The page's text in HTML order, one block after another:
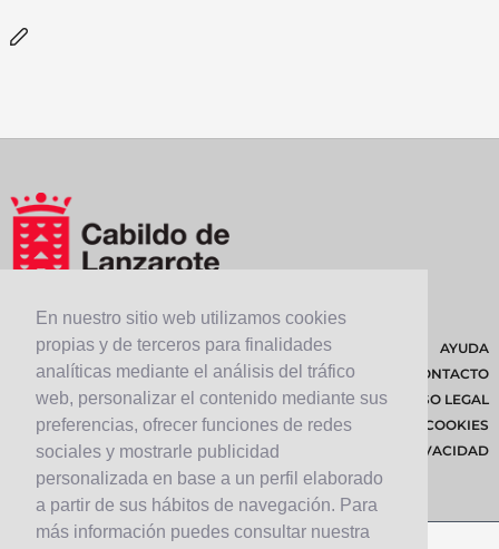
En nuestro sitio web utilizamos cookies
propias y de terceros para finalidades
analíticas mediante el análisis del tráfico
web, personalizar el contenido mediante sus
preferencias, ofrecer funciones de redes
sociales y mostrarle publicidad
personalizada en base a un perfil elaborado
a partir de sus hábitos de navegación. Para
más información puedes consultar nuestra
AYUDA
CONTACTO
AVISO LEGAL
POLÍTICA DE COOKIES
POLÍTICA DE PRIVACIDAD